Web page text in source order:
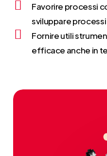
Favorire processi
sviluppare
Fornire utili
efficace anche in